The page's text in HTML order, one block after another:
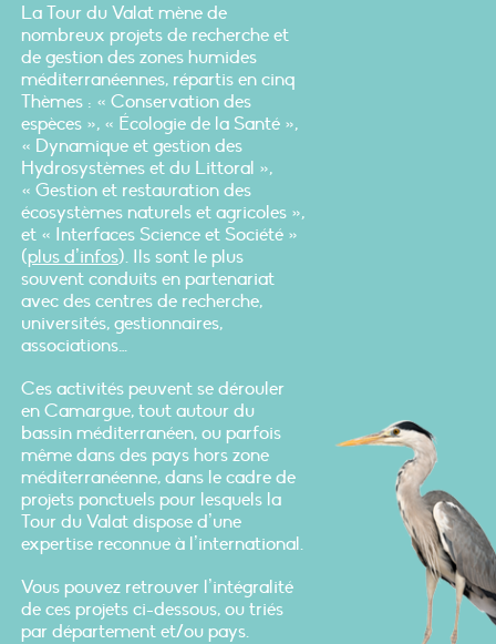
La Tour du Valat mène de
nombreux projets de recherche et
de gestion des zones humides
méditerranéennes, répartis en cinq
Thèmes : « Conservation des
espèces », « Écologie de la Santé »,
« Dynamique et gestion des
Hydrosystèmes et du Littoral »,
« Gestion et restauration des
écosystèmes naturels et agricoles »,
et « Interfaces Science et Société »
(plus d’infos). Ils sont le plus
souvent conduits en partenariat
avec des centres de recherche,
universités, gestionnaires,
associations…
Ces activités peuvent se dérouler
en Camargue, tout autour du
bassin méditerranéen, ou parfois
même dans des pays hors zone
méditerranéenne, dans le cadre de
projets ponctuels pour lesquels la
Tour du Valat dispose d’une
expertise reconnue à l’international.
Vous pouvez retrouver l’intégralité
de ces projets ci-dessous, ou triés
par département et/ou pays.